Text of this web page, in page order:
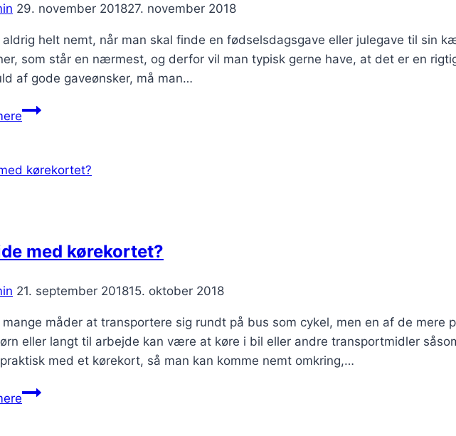
29. november 201827. november 2018
aldrig helt nemt, når man skal finde en fødselsdagsgave eller julegave til sin
som står en nærmest, og derfor vil man typisk gerne have, at det er en
af gode gaveønsker, må man…
Find
gave
med kørekortet?
21. september 201815. oktober 2018
mange måder at transportere sig rundt på bus som cykel, men en af de mere
eller langt til arbejde kan være at køre i bil eller andre transportmidler
med et kørekort, så man kan komme nemt omkring,…
På